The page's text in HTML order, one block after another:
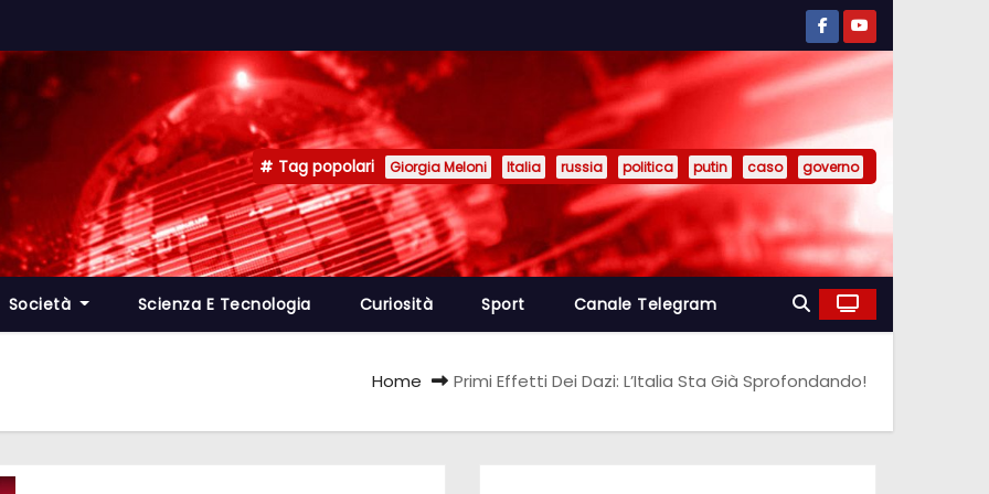
Tag popolari Giorgia Meloni Italia russia politica putin caso governo
Società Scienza E Tecnologia Curiosità Sport Canale Telegram
Home Primi Effetti Dei Dazi: L’Italia Sta Già Sprofondando!